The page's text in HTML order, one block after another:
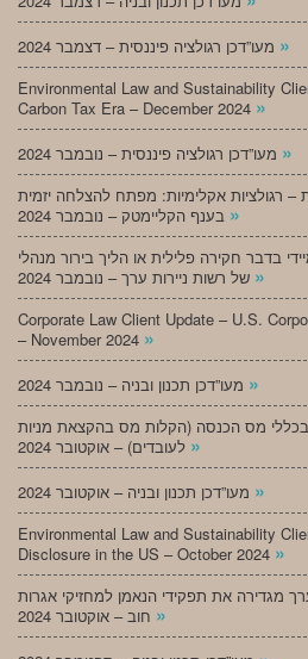
»
Environmental Law and Sustainability
Carbon Tax Era – December 2024 »
»
– רגולציות אקלימיות: מפתח להצלחה יזמית
»
בדבר חקירה פלילית או הליך בירור מנהלי
»
Corporate Law Client Update – U.S.
– November 2024 »
»
בכללי מס הכנסה (הקלות מס בהקצאת מניות
»
»
Environmental Law and Sustainability
Disclosure in the US – October 2024 »
מגדירה את תפקידי הנאמן למחזיקי אגרות
»